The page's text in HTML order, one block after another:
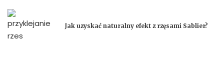
Jak uzyskać naturalny efekt z rzęsami Sablier?